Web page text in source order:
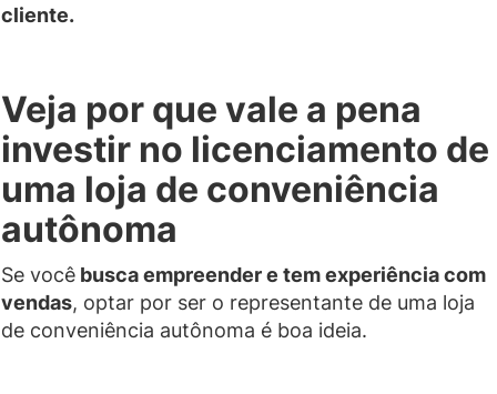
cliente.
Veja por que vale a pena
investir no licenciamento de
uma loja de conveniência
autônoma
Se você busca empreender e tem experiência com
vendas, optar por ser o representante de uma loja
de conveniência autônoma é boa ideia.